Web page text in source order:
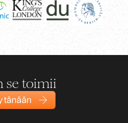
se toimii
tänään